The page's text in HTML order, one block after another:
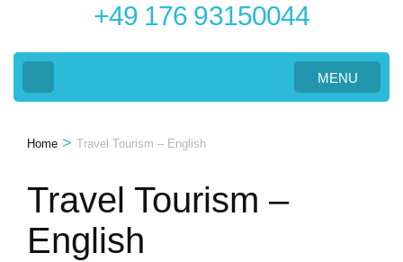
+49 176 93150044
MENU
Home > Travel Tourism – English
Travel Tourism –
English